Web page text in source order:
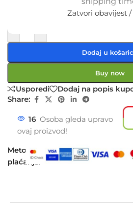
Zatvori obavijest /
A$ £32.57
Dodaj u
Buy now
Usporedi
Dodaj na popis
Share:
16 Osoba gleda upravo
ovaj proizvod!
Metode
plaćanja: